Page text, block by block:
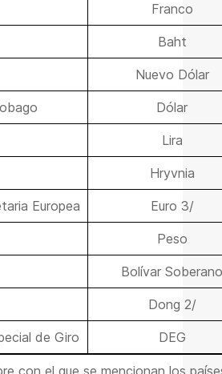
Franco
Baht
Nuevo Dólar
Dólar
Lira
Hryvnia
Europea Euro 3/
Peso
Bolívar Soberano
Dong 2/
de Giro DEG